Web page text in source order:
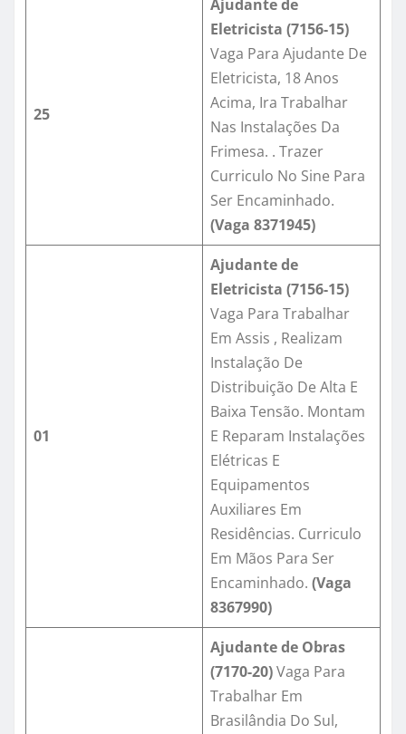
25
Ajudante de
Eletricista (7156-15)
Vaga Para Ajudante De
Eletricista, 18 Anos
Acima, Ira Trabalhar
Nas Instalações Da
Frimesa. . Trazer
Curriculo No Sine Para
Ser Encaminhado.
(Vaga 8371945)
01
Ajudante de
Eletricista (7156-15)
Vaga Para Trabalhar
Em Assis , Realizam
Instalação De
Distribuição De Alta E
Baixa Tensão. Montam
E Reparam Instalações
Elétricas E
Equipamentos
Auxiliares Em
Residências. Curriculo
Em Mãos Para Ser
Encaminhado. (Vaga
8367990)
Ajudante de Obras
(7170-20)Vaga Para
Trabalhar Em
Brasilândia Do Sul,